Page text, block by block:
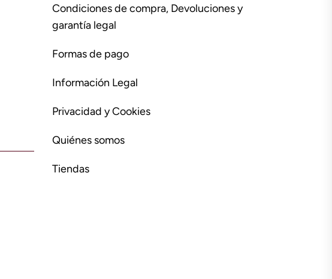
Condiciones de compra, Devoluciones y
garantía legal
Formas de pago
Información Legal
Privacidad y Cookies
Quiénes somos
Tiendas